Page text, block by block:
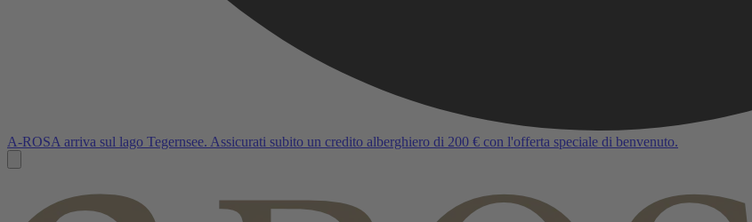
A-ROSA arriva sul lago Tegernsee. Assicurati subito un credito alberghiero di 200 € con l'offerta speciale di benvenuto.